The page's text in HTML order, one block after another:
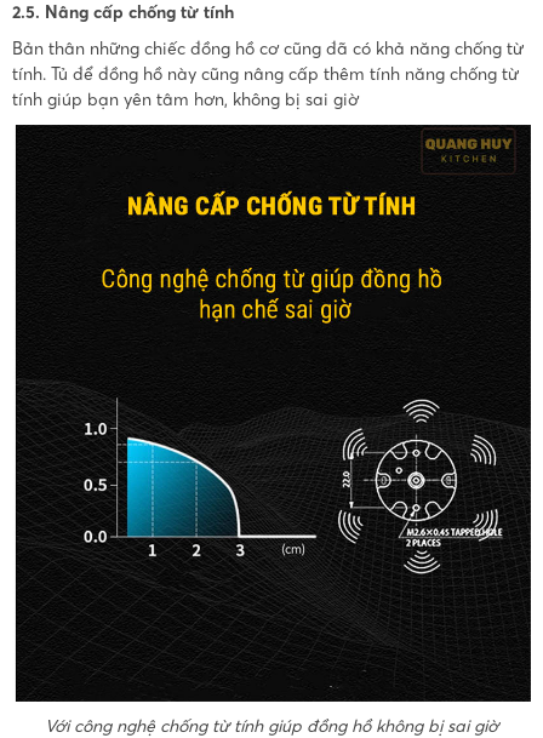
2.5. Nâng cấp chống từ tính
Bản thân những chiếc đồng hồ cơ cũng đã có khả năng chống từ
tính. Tủ để đồng hồ này cũng nâng cấp thêm tính năng chống từ
tính giúp bạn yên tâm hơn, không bị sai giờ
Với công nghệ chống từ tính giúp đồng hồ không bị sai giờ